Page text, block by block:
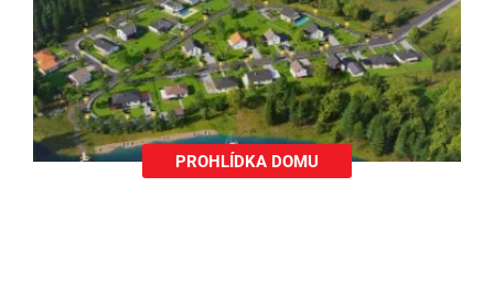
PROHLÍDKA DOMU